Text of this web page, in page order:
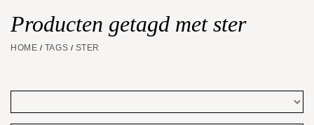
Huwelijk
Aanbiedingen
Producten getagd met ster
HOME / TAGS / STER